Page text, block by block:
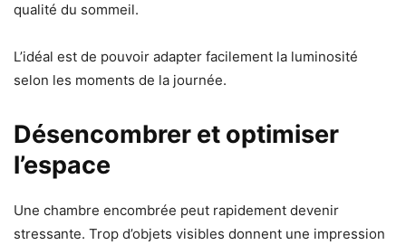
qualité du sommeil.
L’idéal est de pouvoir adapter facilement la luminosité
selon les moments de la journée.
Désencombrer et optimiser
l’espace
Une chambre encombrée peut rapidement devenir
stressante. Trop d’objets visibles donnent une impression